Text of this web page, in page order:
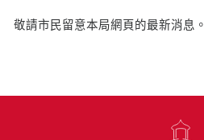
敬請市民留意本局網頁的最新消息。